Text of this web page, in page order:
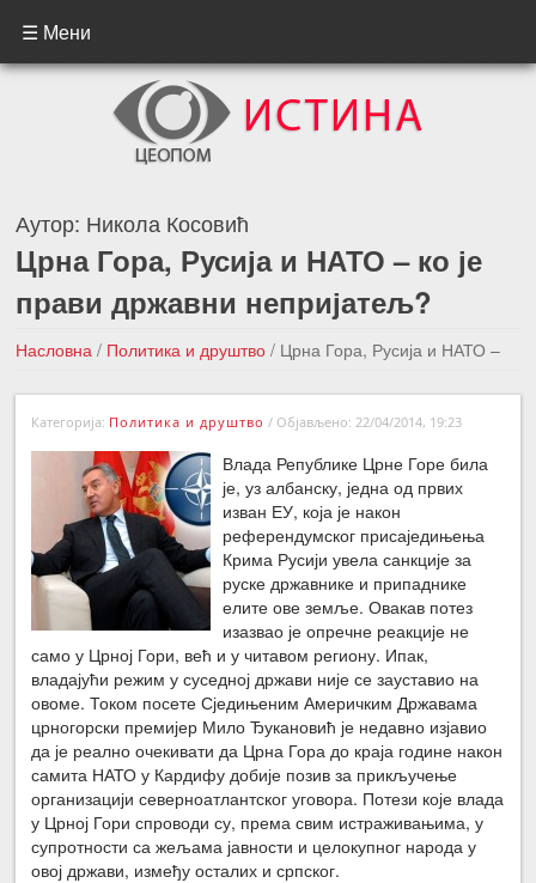
☰ Мени
Аутор: Никола Косовић
Црна Гора, Русија и НАТО – ко је
прави државни непријатељ?
Насловна / Политика и друштво / Црна Гора, Русија и НАТО –
ко је прави државни непријатељ?
←Претходна вест
Следећа вест →
Категорија: Политика и друштво / Објављено: 22/04/2014, 19:23
Влада Републике Црне Горе била
је, уз албанску, једна од првих
изван ЕУ, која је након
референдумског присаједињења
Крима Русији увела санкције за
руске државнике и припаднике
елите ове земље. Овакав потез
изазвао је опречне реакције не
само у Црној Гори, већ и у читавом региону. Ипак,
владајући режим у суседној држави није се зауставио на
овоме. Током посете Сједињеним Америчким Државама
црногорски премијер Мило Ђукановић је недавно изјавио
да је реално очекивати да Црна Гора до краја године након
самита НАТО у Кардифу добије позив за прикључење
организацији северноатлантског уговора. Потези које влада
у Црној Гори спроводи су, према свим истраживањима, у
супротности са жељама јавности и целокупног народа у
овој држави, између осталих и српског.